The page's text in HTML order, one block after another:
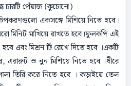
চারটি পেঁয়াজ (কুচোনো)
একসঙ্গে মিশিয়ে নিতে হবে।
মিনিট মাখিয়ে রাখতে হবে।ফুলকপি এই
এবং মিশ্রন টি রেখে দিতে হবে ।একটি
এরারুট ও নুন মিশিয়ে নিতে হবে ।ধীরে
তিরি করে নিতে হবে । কড়াইয়ে তেল